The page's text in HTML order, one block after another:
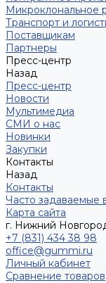
Микроклональное
Транспорт и
Поставщикам
Партнеры
Пресс-центр
Назад
Пресс-центр
Новости
Мультимедиа
СМИ о нас
Новинки
Закупки
Контакты
Назад
Контакты
Часто задаваемые
Карта сайта
г. Нижний
+7 (831) 434 38 98
office@gummi.ru
Личный кабинет
Сравнение товаров